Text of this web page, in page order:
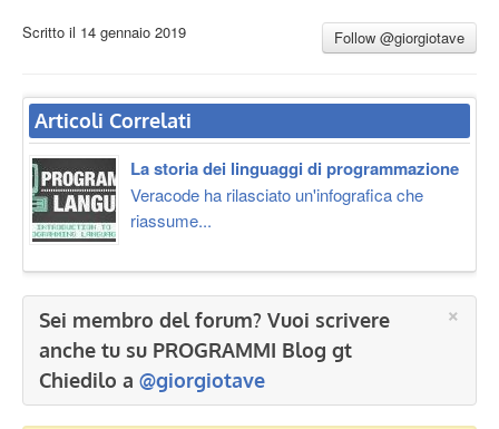
Scritto il 14 gennaio 2019 Follow @giorgiotave
Articoli Correlati
La storia dei linguaggi di programmazione
Veracode ha rilasciato un'infografica che
riassume...
×
Sei membro del forum? Vuoi scrivere
anche tu su PROGRAMMI Blog gt
Chiedilo a @giorgiotave